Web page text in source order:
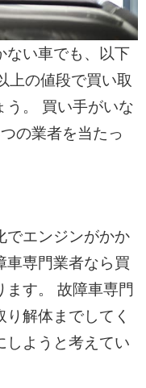
ない車でも、以下
上の値段で買い取
う。 買い手がいな
の業者を当たっ
でエンジンがかか
車専門業者なら買
ます。 故障車専門
解体までしてく
しようと考えてい